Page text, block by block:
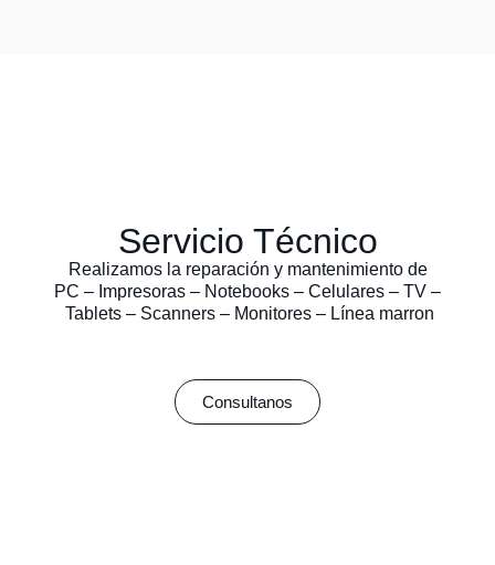
Servicio Técnico
Realizamos la reparación y mantenimiento de
PC – Impresoras – Notebooks – Celulares – TV –
Tablets – Scanners – Monitores – Línea marron
Consultanos